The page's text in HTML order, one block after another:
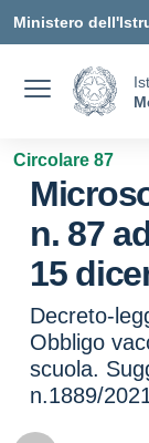
Ministero
Circolare 87
n. 87
15
Decreto-
Obbligo
scuola.
n.1889/